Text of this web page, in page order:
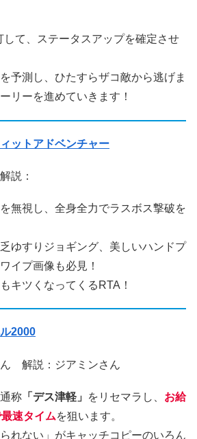
て、ステータスアップを確定させ
予測し、ひたすらザコ敵から逃げま
リーを進めていきます！
ットアドベンチャー
説：
無視し、全身全力でラスボス撃破を
ゆすりジョギング、美しいハンドプ
イプ画像も必見！
キツくなってくるRTA！
2000
解説：ジアミンさん
称 「デス津軽」 をリセマラし、 お給
速タイムを狙います。
れない」がキャッチコピーのいろん